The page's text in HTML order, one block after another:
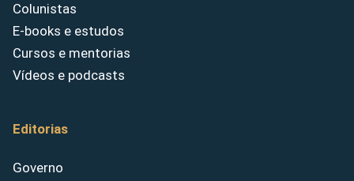
Colunistas
E-books e estudos
Cursos e mentorias
Vídeos e podcasts
Editorias
Governo